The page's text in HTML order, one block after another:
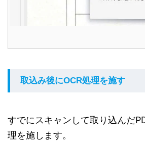
取込み後にOCR処理を施す
すでにスキャンして取り込んだ
理を施します。